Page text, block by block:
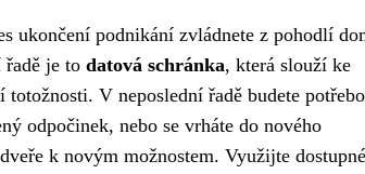
ukončení podnikání zvládnete z pohodlí
řadě je to datová schránka, která slouží ke
totožnosti. V neposlední řadě budete
odpočinek, nebo se vrháte do nového
k novým možnostem. Využijte dostupné